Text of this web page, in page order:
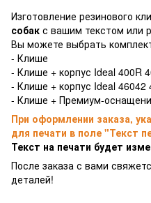
Изготовление резинового
собак с вашим текстом или
Вы можете выбрать
- Клише
- Клише + корпус Ideal 400R
- Клише + корпус Ideal
- Клише + Премиум-
При оформлении заказа,
для печати в поле "Текст
Текст на печати будет
После заказа с вами
деталей!